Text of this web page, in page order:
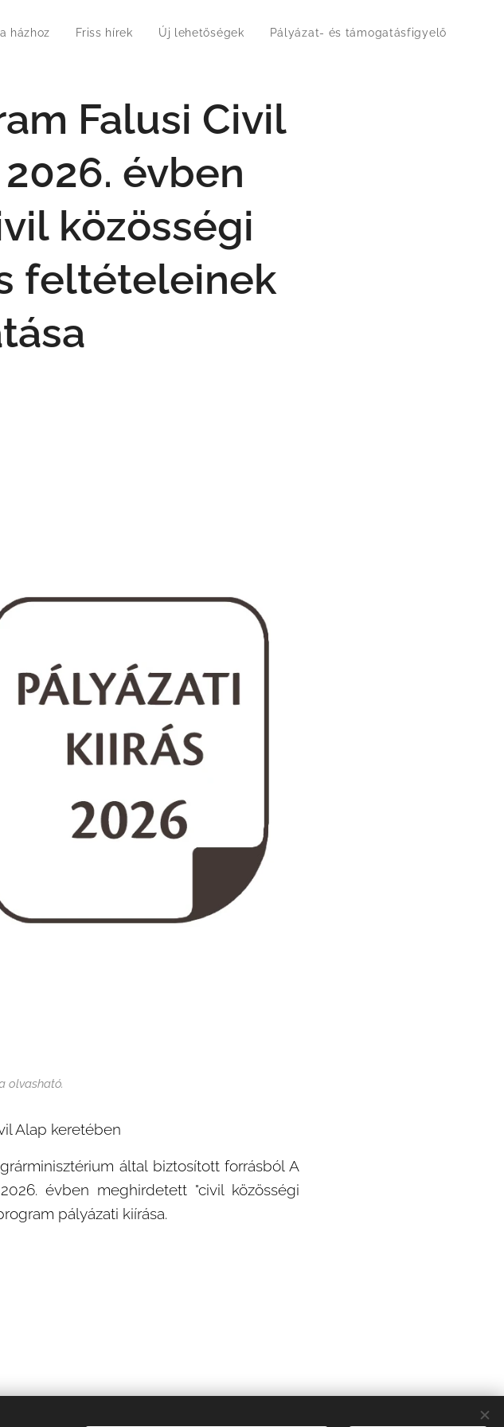
házhoz Friss hírek Új lehetőségek Pályázat- és támogatásfigyelő
Falusi Civil
évben
közösségi
feltételeinek
olvasható.
Alap keretében
által biztosított forrásból A
évben meghirdetett "civil közösségi
pályázati kiírása.